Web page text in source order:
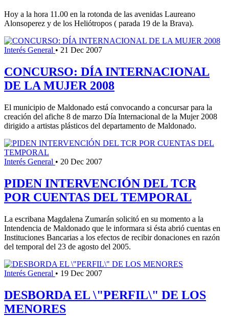
Hoy a la hora 11.00 en la rotonda de las avenidas Laureano
Alonsoperez y de los Heliótropos ( parada 19 de la Brava).
Interés General • 21 Dec 2007
CONCURSO: DÍA INTERNACIONAL
DE LA MUJER 2008
El municipio de Maldonado está convocando a concursar para la
creación del afiche 8 de marzo Día Internacional de la Mujer 2008
dirigido a artistas plásticos del departamento de Maldonado.
Interés General • 20 Dec 2007
PIDEN INTERVENCIÓN DEL TCR
POR CUENTAS DEL TEMPORAL
La escribana Magdalena Zumarán solicitó en su momento a la
Intendencia de Maldonado que le informara si ésta abrió cuentas en
Instituciones Bancarias a los efectos de recibir donaciones en razón
del temporal del 23 de agosto del 2005.
Interés General • 19 Dec 2007
DESBORDA EL \"PERFIL\" DE LOS
MENORES